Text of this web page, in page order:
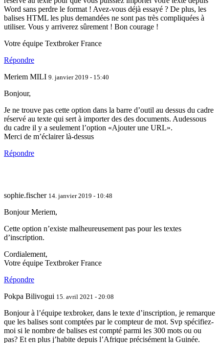
Word sans perdre le format ! Avez-vous déjà essayé ? De plus, les
balises HTML les plus demandées ne sont pas très compliquées à
utiliser. Vous y arriverez sûrement ! Bon courage !
Votre équipe Textbroker France
Répondre
Meriem MILI 9. janvier 2019 - 15:40
Bonjour,
Je ne trouve pas cette option dans la barre d’outil au dessus du cadre
réservé au texte qui sert à importer des des documents. Audessous
du cadre il y a seulement l’option «Ajouter une URL».
Merci de m’éclairer là-dessus
Répondre
sophie.fischer 14. janvier 2019 - 10:48
Bonjour Meriem,
Cette option n’existe malheureusement pas pour les textes
d’inscription.
Cordialement,
Votre équipe Textbroker France
Répondre
Pokpa Bilivogui 15. avril 2021 - 20:08
Bonjour à l’équipe texbroker, dans le texte d’inscription, je remarque
que les balises sont comptées par le compteur de mot. Svp spécifiez-
moi si le nombre de balises est compté parmi les 300 mots ou ou
pas? Et en plus j’habite depuis l’Afrique précisément la Guinée.